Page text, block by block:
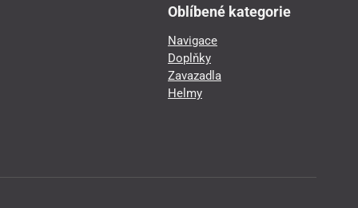
Oblíbené kategorie
Navigace
Doplňky
Zavazadla
Helmy